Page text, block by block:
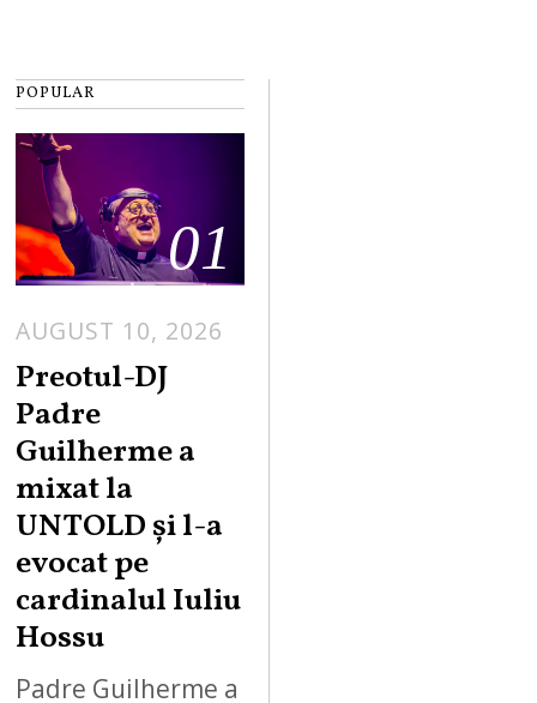
POPULAR
01
AUGUST 10, 2026
,
2
Preotul-DJ
Padre
Guilherme a
mixat la
UNTOLD și l-a
evocat pe
cardinalul Iuliu
Hossu
Padre Guilherme a